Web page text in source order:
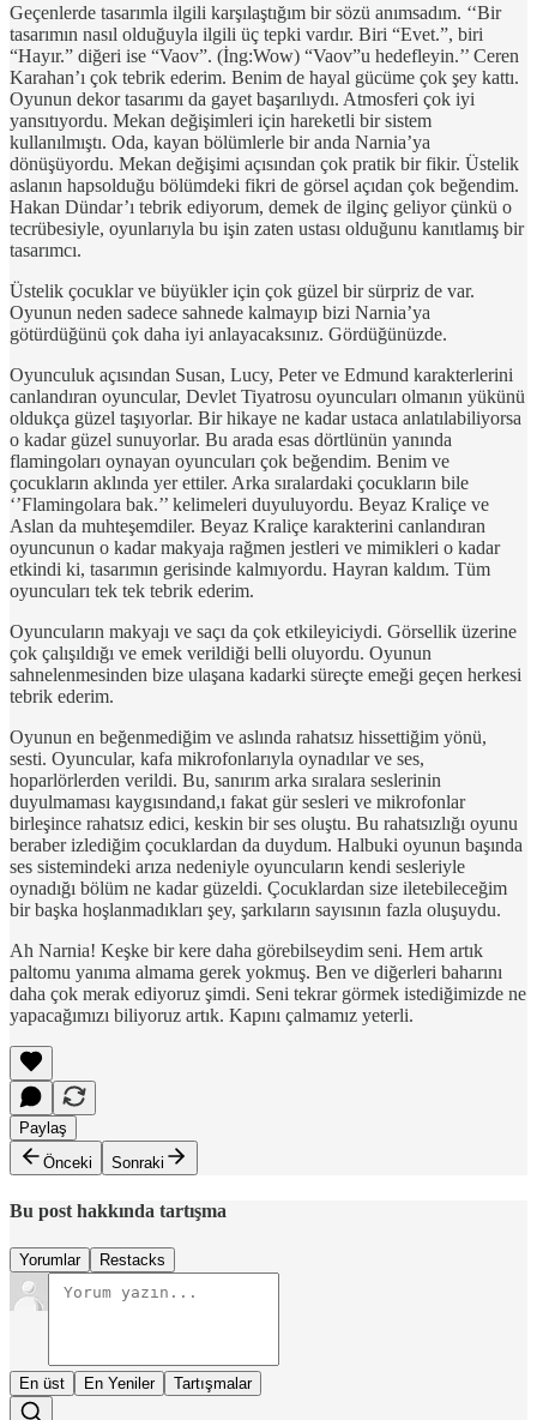
Geçenlerde tasarımla ilgili karşılaştığım bir sözü anımsadım. ‘‘Bir
tasarımın nasıl olduğuyla ilgili üç tepki vardır. Biri “Evet.”, biri
“Hayır.” diğeri ise “Vaov”. (İng:Wow) “Vaov”u hedefleyin.’’ Ceren
Karahan’ı çok tebrik ederim. Benim de hayal gücüme çok şey kattı.
Oyunun dekor tasarımı da gayet başarılıydı. Atmosferi çok iyi
yansıtıyordu. Mekan değişimleri için hareketli bir sistem
kullanılmıştı. Oda, kayan bölümlerle bir anda Narnia’ya
dönüşüyordu. Mekan değişimi açısından çok pratik bir fikir. Üstelik
aslanın hapsolduğu bölümdeki fikri de görsel açıdan çok beğendim.
Hakan Dündar’ı tebrik ediyorum, demek de ilginç geliyor çünkü o
tecrübesiyle, oyunlarıyla bu işin zaten ustası olduğunu kanıtlamış bir
tasarımcı.
Üstelik çocuklar ve büyükler için çok güzel bir sürpriz de var.
Oyunun neden sadece sahnede kalmayıp bizi Narnia’ya
götürdüğünü çok daha iyi anlayacaksınız. Gördüğünüzde.
Oyunculuk açısından Susan, Lucy, Peter ve Edmund karakterlerini
canlandıran oyuncular, Devlet Tiyatrosu oyuncuları olmanın yükünü
oldukça güzel taşıyorlar. Bir hikaye ne kadar ustaca anlatılabiliyorsa
o kadar güzel sunuyorlar. Bu arada esas dörtlünün yanında
flamingoları oynayan oyuncuları çok beğendim. Benim ve
çocukların aklında yer ettiler. Arka sıralardaki çocukların bile
‘’Flamingolara bak.’’ kelimeleri duyuluyordu. Beyaz Kraliçe ve
Aslan da muhteşemdiler. Beyaz Kraliçe karakterini canlandıran
oyuncunun o kadar makyaja rağmen jestleri ve mimikleri o kadar
etkindi ki, tasarımın gerisinde kalmıyordu. Hayran kaldım. Tüm
oyuncuları tek tek tebrik ederim.
Oyuncuların makyajı ve saçı da çok etkileyiciydi. Görsellik üzerine
çok çalışıldığı ve emek verildiği belli oluyordu. Oyunun
sahnelenmesinden bize ulaşana kadarki süreçte emeği geçen herkesi
tebrik ederim.
Oyunun en beğenmediğim ve aslında rahatsız hissettiğim yönü,
sesti. Oyuncular, kafa mikrofonlarıyla oynadılar ve ses,
hoparlörlerden verildi. Bu, sanırım arka sıralara seslerinin
duyulmaması kaygısındand,ı fakat gür sesleri ve mikrofonlar
birleşince rahatsız edici, keskin bir ses oluştu. Bu rahatsızlığı oyunu
beraber izlediğim çocuklardan da duydum. Halbuki oyunun başında
ses sistemindeki arıza nedeniyle oyuncuların kendi sesleriyle
oynadığı bölüm ne kadar güzeldi. Çocuklardan size iletebileceğim
bir başka hoşlanmadıkları şey, şarkıların sayısının fazla oluşuydu.
Ah Narnia! Keşke bir kere daha görebilseydim seni. Hem artık
paltomu yanıma almama gerek yokmuş. Ben ve diğerleri baharını
daha çok merak ediyoruz şimdi. Seni tekrar görmek istediğimizde ne
yapacağımızı biliyoruz artık. Kapını çalmamız yeterli.
Paylaş
Önceki
Sonraki
Bu post hakkında tartışma
Yorumlar Restacks
En üst En Yeniler Tartışmalar